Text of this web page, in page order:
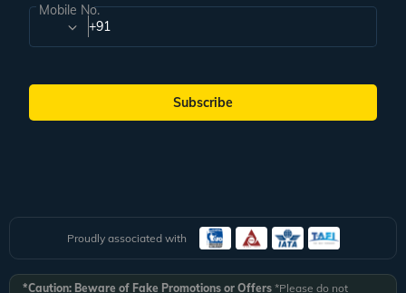
Mobile No.
+91
Subscribe
Proudly associated with
*Caution: Beware of Fake Promotions or Offers *Please do not